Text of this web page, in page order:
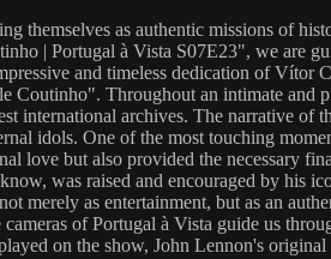
themselves as authentic missions of
| Portugal à Vista S07E23", we are
and timeless dedication of
Throughout an intimate and
international archives. The narrative of
idols. One of the most touching
love but also provided the necessary
was raised and encouraged by his
merely as entertainment, but as an
of Portugal à Vista guide us
on the show, John Lennon's